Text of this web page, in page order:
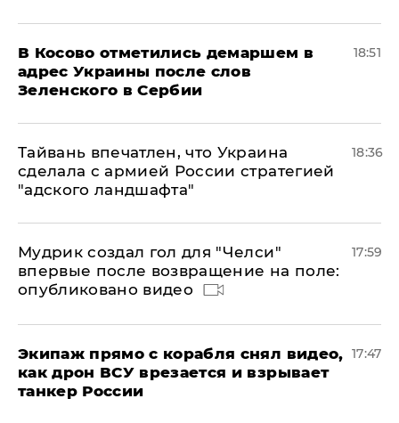
В Косово отметились демаршем в
адрес Украины после слов
Зеленского в Сербии
18:51
Тайвань впечатлен, что Украина
сделала с армией России стратегией
"адского ландшафта"
18:36
Мудрик создал гол для "Челси"
впервые после возвращение на поле:
опубликовано видео
17:59
Экипаж прямо с корабля снял видео,
как дрон ВСУ врезается и взрывает
танкер России
17:47